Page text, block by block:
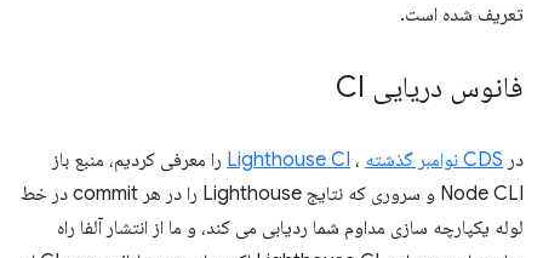
تعریف شده است.
فانوس دریایی CI
در CDS نوامبر گذشته ، Lighthouse CI را معرفی کردیم، منبع باز
Node CLI و سروری که نتایج Lighthouse را در هر commit در خط
لوله یکپارچه سازی مداوم شما ردیابی می کند، و ما از انتشار آلفا راه